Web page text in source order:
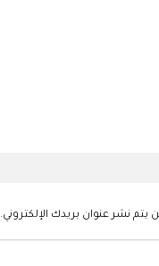
يتم نشر عنوان بريدك الإلكتروني.